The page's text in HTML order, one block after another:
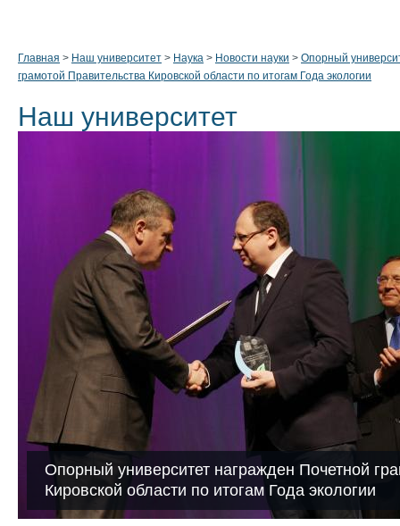
Главная > Наш университет > Наука > Новости науки > Опорный
грамотой Правительства Кировской области по итогам Года экологии
Наш университет
Опорный университет награжден Почетной
Кировской области по итогам Года экологии